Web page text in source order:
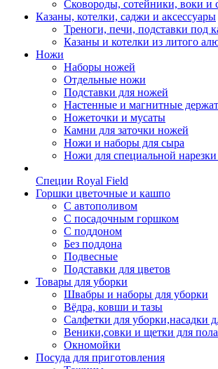
Сковороды, сотейники, воки и
Казаны, котелки, саджи и аксессуары
Треноги, печи, подставки под
Казаны и котелки из литого
Ножи
Наборы ножей
Отдельные ножи
Подставки для ножей
Настенные и магнитные
Ножеточки и мусаты
Камни для заточки ножей
Ножи и наборы для сыра
Ножи для специальной
Специи Royal Field
Горшки цветочные и кашпо
С автополивом
С посадочным горшком
С поддоном
Без поддона
Подвесные
Подставки для цветов
Товары для уборки
Швабры и наборы для уборки
Вёдра, ковши и тазы
Салфетки для уборки,насадки
Веники,совки и щетки для пола
Окномойки
Посуда для приготовления